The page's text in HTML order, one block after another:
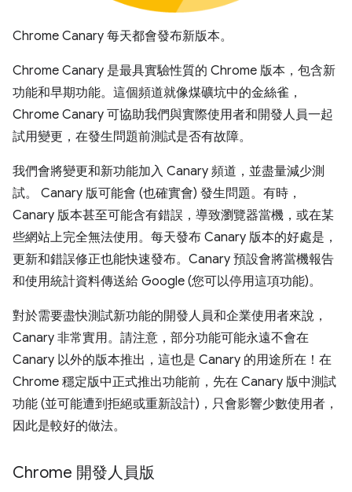
Chrome Canary 每天都會發布新版本。
Chrome Canary 是最具實驗性質的 Chrome 版本，包含新
功能和早期功能。這個頻道就像煤礦坑中的金絲雀，
Chrome Canary 可協助我們與實際使用者和開發人員一起
試用變更，在發生問題前測試是否有故障。
我們會將變更和新功能加入 Canary 頻道，並盡量減少測
試。 Canary 版可能會 (也確實會) 發生問題。有時，
Canary 版本甚至可能含有錯誤，導致瀏覽器當機，或在某
些網站上完全無法使用。每天發布 Canary 版本的好處是，
更新和錯誤修正也能快速發布。Canary 預設會將當機報告
和使用統計資料傳送給 Google (您可以停用這項功能)。
對於需要盡快測試新功能的開發人員和企業使用者來說，
Canary 非常實用。請注意，部分功能可能永遠不會在
Canary 以外的版本推出，這也是 Canary 的用途所在！在
Chrome 穩定版中正式推出功能前，先在 Canary 版中測試
功能 (並可能遭到拒絕或重新設計)，只會影響少數使用者，
因此是較好的做法。
Chrome 開發人員版